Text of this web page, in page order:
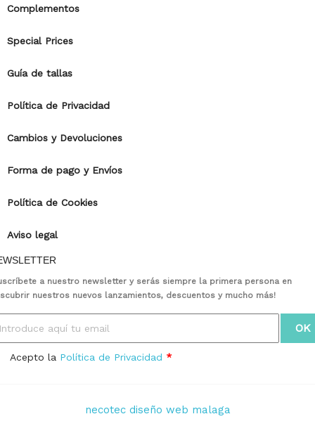
Complementos
Special Prices
Guía de tallas
Política de Privacidad
Cambios y Devoluciones
Forma de pago y Envíos
Política de Cookies
Aviso legal
a nuestro newsletter y serás siempre la primera persona en
nuestros nuevos lanzamientos, descuentos y mucho más!
Acepto la Política de Privacidad *
necotec diseño web malaga